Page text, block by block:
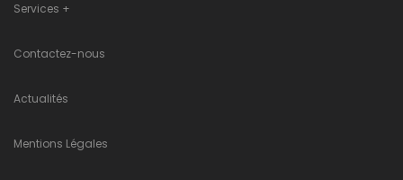
Services +
Contactez-nous
Actualités
Mentions Légales